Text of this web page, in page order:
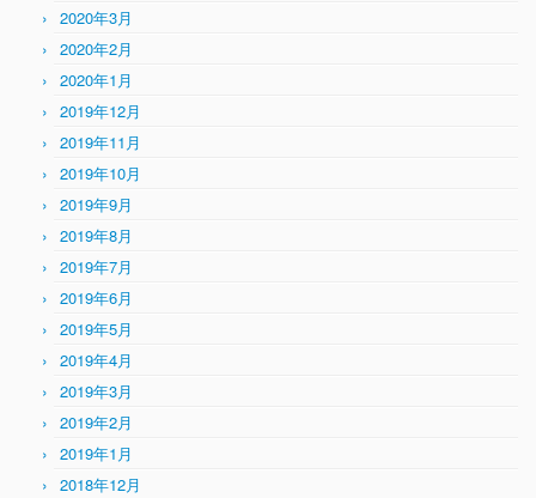
2020年3月
2020年2月
2020年1月
2019年12月
2019年11月
2019年10月
2019年9月
2019年8月
2019年7月
2019年6月
2019年5月
2019年4月
2019年3月
2019年2月
2019年1月
2018年12月